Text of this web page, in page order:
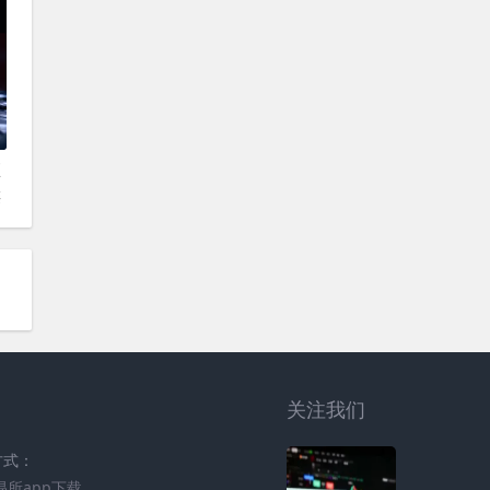
：
关注我们